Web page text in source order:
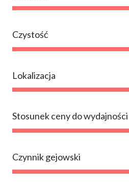
Czystość
Lokalizacja
Stosunek ceny do wydajności
Czynnik gejowski